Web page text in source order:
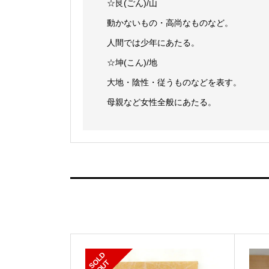
☆艮(ごん)/山
動かないもの・高尚なものなど。
人間では少年にあたる。
☆坤(こん)/地
大地・陰性・従うものなどを表す。
母親など女性全般にあたる。
S
L
D
O
U